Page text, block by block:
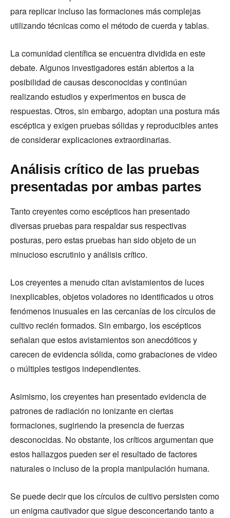
para replicar incluso las formaciones más complejas
utilizando técnicas como el método de cuerda y tablas.
La comunidad científica se encuentra dividida en este
debate. Algunos investigadores están abiertos a la
posibilidad de causas desconocidas y continúan
realizando estudios y experimentos en busca de
respuestas. Otros, sin embargo, adoptan una postura más
escéptica y exigen pruebas sólidas y reproducibles antes
de considerar explicaciones extraordinarias.
Análisis crítico de las pruebas
presentadas por ambas partes
Tanto creyentes como escépticos han presentado
diversas pruebas para respaldar sus respectivas
posturas, pero estas pruebas han sido objeto de un
minucioso escrutinio y análisis crítico.
Los creyentes a menudo citan avistamientos de luces
inexplicables, objetos voladores no identificados u otros
fenómenos inusuales en las cercanías de los círculos de
cultivo recién formados. Sin embargo, los escépticos
señalan que estos avistamientos son anecdóticos y
carecen de evidencia sólida, como grabaciones de video
o múltiples testigos independientes.
Asimismo, los creyentes han presentado evidencia de
patrones de radiación no ionizante en ciertas
formaciones, sugiriendo la presencia de fuerzas
desconocidas. No obstante, los críticos argumentan que
estos hallazgos pueden ser el resultado de factores
naturales o incluso de la propia manipulación humana.
Se puede decir que los círculos de cultivo persisten como
un enigma cautivador que sigue desconcertando tanto a